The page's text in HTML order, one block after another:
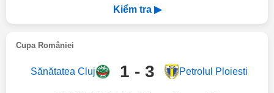
Kiểm tra ▶
Cupa României
Sănătatea Cluj 1 - 3 Petrolul Ploiesti